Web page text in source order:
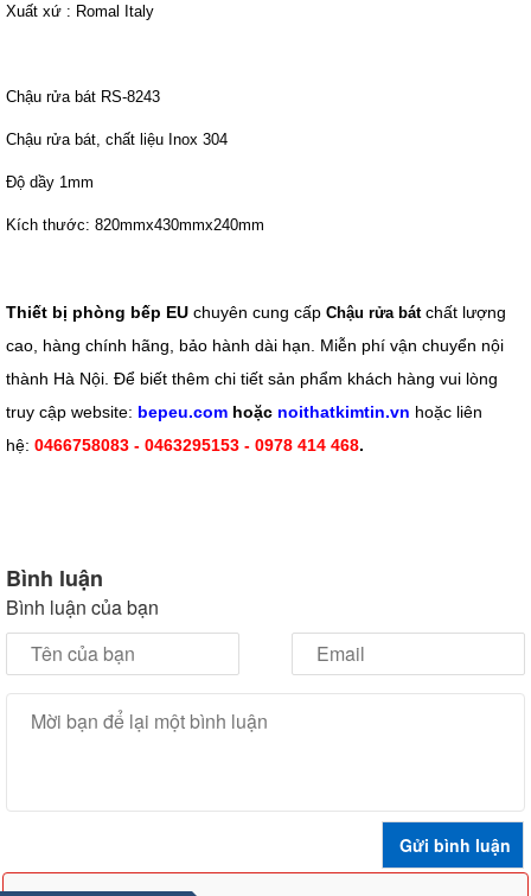
Xuất xứ : Romal Italy
Chậu rửa bát RS-8243
Chậu rửa bát, chất liệu Inox 304
Độ dầy 1mm
Kích thước: 820mmx430mmx240mm
Thiết bị phòng bếp EU chuyên cung cấp Chậu rửa bátchất lượng
cao, hàng chính hãng, bảo hành dài hạn. Miễn phí vận chuyển nội
thành Hà Nội. Để biết thêm chi tiết sản phẩm khách hàng vui lòng
truy cập website: bepeu.com hoặc noithatkimtin.vn hoặc liên
hệ: 0466758083 - 0463295153 - 0978 414 468.
Bình luận
Bình luận của bạn